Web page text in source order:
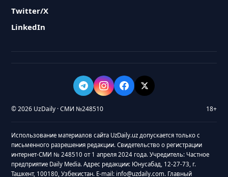
Twitter/X
LinkedIn
© 2026 UzDaily · СМИ №248510 18+
Использование материалов сайта UzDaily.uz допускается только с
письменного разрешения редакции. Свидетельство о регистрации
интернет-СМИ № 248510 от 1 апреля 2024 года. Учредитель: Частное
предприятие Daily Media. Адрес редакции: Юнусабад, 12-27-73, г.
Ташкент, 100180, Узбекистан. E-mail: info@uzdaily.com. Главный